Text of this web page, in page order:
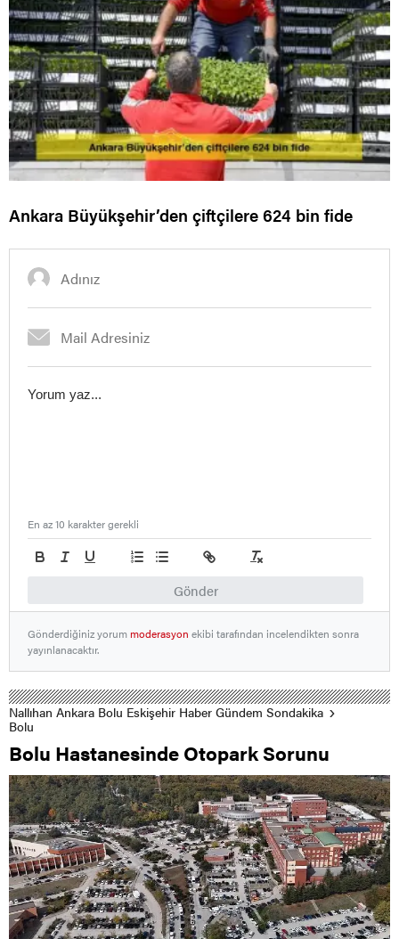
Ankara Büyükşehir’den çiftçilere 624 bin fide
Gönder
En az 10 karakter gerekli
Gönderdiğiniz yorummoderasyon ekibi tarafından incelendikten sonra
yayınlanacaktır.
Nallıhan Ankara Bolu Eskişehir Haber Gündem Sondakika
Bolu
Bolu Hastanesinde Otopark Sorunu